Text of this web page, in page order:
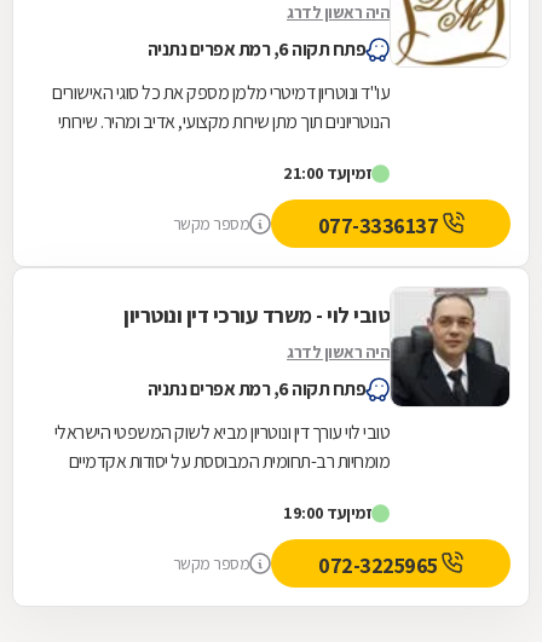
היה ראשון לדרג
פתח תקוה 6, רמת אפרים נתניה
עו"ד ונוטריון דמיטרי מלמן מספק את כל סוגי האישורים
הנוטריונים תוך מתן שירות מקצועי, אדיב ומהיר. שירותי
זמיןעד 21:00
מספר מקשר
טובי לוי - משרד עורכי דין ונוטריון
היה ראשון לדרג
פתח תקוה 6, רמת אפרים נתניה
טובי לוי עורך דין ונוטריון מביא לשוק המשפטי הישראלי
מומחיות רב-תחומית המבוססת על יסודות אקדמיים
זמיןעד 19:00
מספר מקשר